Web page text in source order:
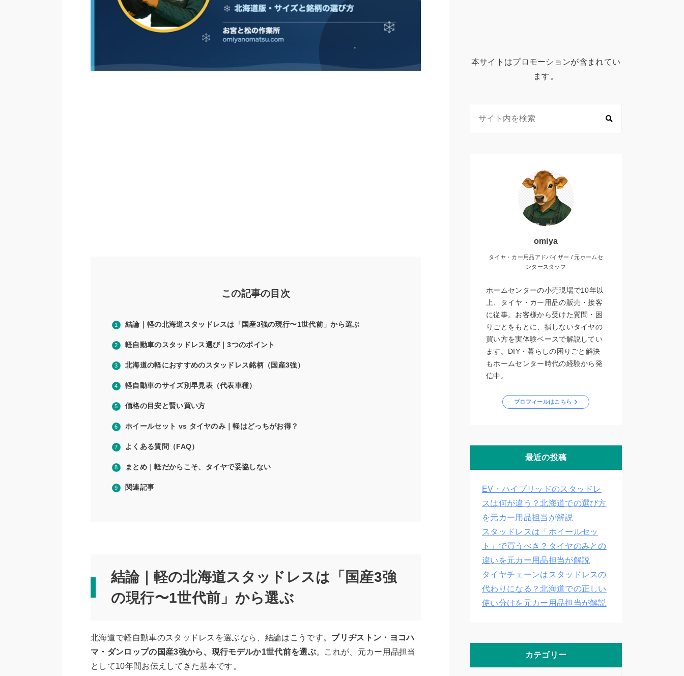
この記事の目次
結論｜軽の北海道スタッドレスは「国産3強の現行〜1世代前」から選ぶ
軽自動車のスタッドレス選び｜3つのポイント
北海道の軽におすすめのスタッドレス銘柄（国産3強）
軽自動車のサイズ別早見表（代表車種）
価格の目安と賢い買い方
ホイールセット vs タイヤのみ｜軽はどっちがお得？
よくある質問（FAQ）
まとめ｜軽だからこそ、タイヤで妥協しない
関連記事
結論｜軽の北海道スタッドレスは「国産3強
の現行〜1世代前」から選ぶ
北海道で軽自動車のスタッドレスを選ぶなら、結論はこうです。 ブリヂストン・ヨコハ
マ・ダンロップの国産3強から、現行モデルか1世代前を選ぶ。これが、元カー用品担当
として10年間お伝えしてきた基本です。
本サイトはプロモーションが含まれてい
ます。
omiya
タイヤ・カー用品アドバイザー / 元ホームセ
ンタースタッフ
ホームセンターの小売現場で10年以
上、タイヤ・カー用品の販売・接客
に従事。お客様から受けた質問・困
りごとをもとに、損しないタイヤの
買い方を実体験ベースで解説してい
ます。DIY・暮らしの困りごと解決
もホームセンター時代の経験から発
信中。
プロフィールはこちら
最近の投稿
EV・ハイブリッドのスタッドレ
スは何が違う？北海道での選び方
を元カー用品担当が解説
スタッドレスは「ホイールセッ
ト」で買うべき？タイヤのみとの
違いを元カー用品担当が解説
タイヤチェーンはスタッドレスの
代わりになる？北海道での正しい
使い分けを元カー用品担当が解説
カテゴリー